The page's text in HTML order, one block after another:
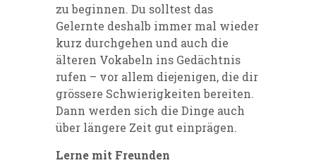
zu beginnen. Du solltest das
Gelernte deshalb immer mal wieder
kurz durchgehen und auch die
älteren Vokabeln ins Gedächtnis
rufen – vor allem diejenigen, die dir
grössere Schwierigkeiten bereiten.
Dann werden sich die Dinge auch
über längere Zeit gut einprägen.
Lerne mit Freunden